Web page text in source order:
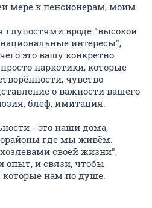
мере к пенсионерам, моим
глупостями вроде "высокой
интересы",
это вашу конкретно
наркотики, которые
чувство
о важности вашего
блеф, имитация.
- это наши дома,
где мы живём.
своей жизни",
и связи, чтобы
которые нам по душе.